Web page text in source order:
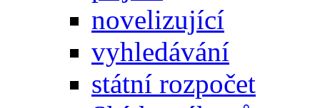
novelizující
vyhledávání
státní rozpočet